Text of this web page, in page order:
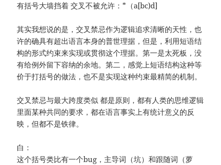
有括号大墙挡着 交叉不被允许：*（a[bc)d]
其实我想说的是，交叉禁忌作为逻辑追求清晰的天性，也
许的确具有超出语言本身的普世理据，但是，利用短语结
构的形式约束来实现或贯彻这个理据。第一是太死板，没
有给例外留下容纳的余地。第二，感觉上短语结构这种等
价于打括号的做法，也不是实现这种约束最精简的机制。
交叉禁忌与最大跨度类似 都是原则，都有人类的思维逻辑
里面某种共同的要求，都在语言事实上有统计意义的反
映，但都不是铁律。
白：
这个括号类比有一个bug，主导词（坑）和跟随词（萝